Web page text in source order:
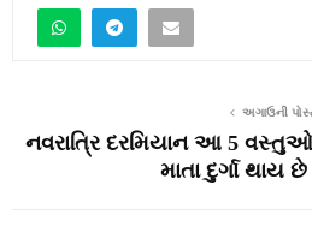
અગાઉની
નવરાત્રિ દરમિયાન આ 5
માતા દુર્ગા થાય